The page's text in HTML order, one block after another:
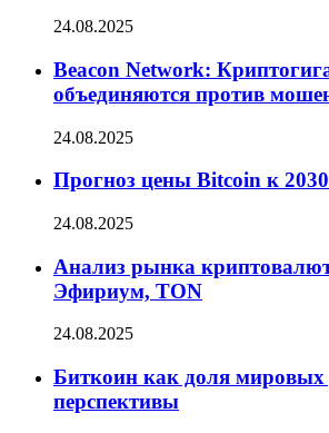
24.08.2025
Beacon Network:
объединяются против
24.08.2025
Прогноз цены Bitcoin к
24.08.2025
Анализ рынка
Эфириум, TON
24.08.2025
Биткоин как доля мировых
перспективы